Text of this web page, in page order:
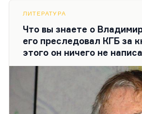
как бы легитимизировал в
Тогда принято было
ЛИТЕРАТУРА
Что вы знаете о
его преследовал КГБ за
этого он ничего не